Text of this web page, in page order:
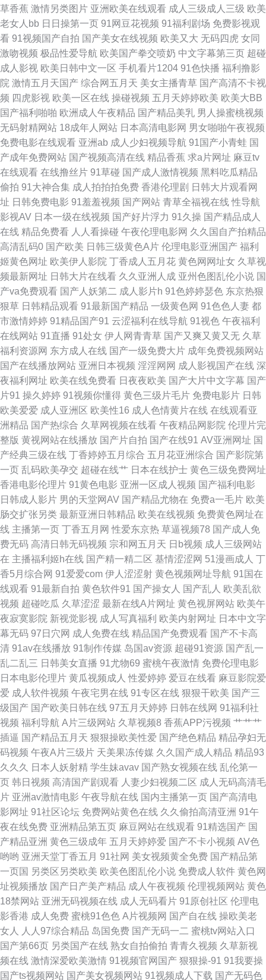
区日韩高清 日本黄页网站 国产乱伦视频中文字幕 好吊视频成人黄色精品视
频一区二区三区 国产伦精品免编号公布 bt首发电影下载 色综合香蕉81 黄网
址在线观看 秒拍视频福利永久国产 国产对白在线观看 亚洲精品在线免费 久
久瑟视频 91直接观看入口 亚洲精品成人 乱子伦一区二区三区 www91操 十
八完整版免费观看 国产熟女真实乱精品 原来神马电视剧在线观看视频 国产
白丝精品爽爽久久蜜臀 亚洲欧美美图精品在线 免费看a 91丝袜在线观看 老
司机福利社区 亚洲欧美日本另类 国产精品九九视频 午夜导航av 国产HD在线
日韩国产在线观看 阿v福利精品导航大全 欧美无毒在线 综合网永久入口 久久
无码AV亚洲精品色午夜 亚洲欧美在线看91精华 国产亚洲精品欧洲在线视频
亚州色欧美 国产精品人妻99一区二区 色裕天堂91影视 成年网站在线在线播
放 欧洲vs亚洲 91se在线 久久日日狠狠干 亚洲清纯唯美激情 国产农村乱子伦
精 深夜91 成人区人妻视频 日本韩国毛片 97最新网址 男人用嘴添女人私密视
A片 在线播放传媒视频 极品白丝在线观看 性姿势48式 国产精品亚洲二 婷婷
成人淫网 风间性色中 日韩成a人片 99视频在线观看免费 男人添女人下部 在
线日韩欧美一区二区三区 精品不卡在线观看 亚洲狼人 国产精在线 日韓精品
第一 bt迅雷下载电影 欧美精品v国产精品 在线视频费观看视频 极品性感91白
丝 亚洲国三视频 国产人成视频在线观看 無码一区中文字幕少妇熟女 国产亚
洲精品资源在 成全影院免费观看电视剧高清 白丝足交 悠悠色中文字幕 色哟
哟成 黄色链接直接入口 亚洲国产日本一 国产日本精品中文字幕 天天撸日日
操 国产mba 日韩欧美中 成人午夜福利av 日本97色色 99高清国产自产 欧美
日韩成 91丁香亚洲综合社区 男人插曲女人视频在线 在线视频中文字幕三 精
品免视看 亚洲欧美丝袜制 国产小视频网在线播放 51在线美女自拍视频 老妇
xxxxx性开放 亚洲伊人久 国产自输拍 亚洲成人小说网站 国产乱码卡一卡2卡
三卡四 天堂影院电影 国产51豆花视频 日韩三级av 操泥马无码加勒比资源免
费 喷水正在播放 日韩撸 成全影视大全在线观看第6季 任你躁国语自产一区
bt首发官网 人人摸人人草 99热大 欧美男人与 综合在线精品专区 久草资源网
站 亚洲一区二区中文字幕 黄色香蕉视屏 亚洲精品高清视频 国产日韩欧美午
夜福利 午夜成人亚洲理 国产大片一区 日韩无码四区 超碰爱福利 欧洲mv日韩
mv国产 91社区最新网址 免费人成视频影院看 最好看的 老色鬼永久精品网站
一本到无码免费 韩日欧亚a级 亚洲国产三 国产午夜伦午夜福利片 玩弄寡妇丰
满肉体 观看免费电影的网站 日韩欧美在线导航 成人A片网站 在线播放日韩
专区 婷婷亚洲久 免费又黄又爽a 国产黑丝嘿咻 啊v在线 91福利老司机 亚洲
丝袜另类校园 日韩岛国激情另类伪娘av 欧美久草网 红桃视频在线观看 国产
草香蕉 激情另类图片 亚洲欧美在线观看 成人三级成人三级 欧美
老女人bb 日日操第一页 91网豆花视频 91福利剧场 免费影视观
看 91视频国产自拍 国产美女在线视频 欧美又大 无码四虎 女同
激吻视频 极品性爱导航 欧美国产拳交喷奶 中文字幕第三页 超碰
成人影视 欧美日韩中文一区 手机看片1204 91色快播 福利撸影
院 激情五月天国产 综合网五月天 美女主播青草 国产高清不卡视
频 四虎影视 欧美一区在线 操碰视频 五月天婷婷欧美 欧美大BB
国产福利啪啪 欧洲成人午夜精品 国产精品美乳 男人操蜜桃视频
无码射精网站 18成年人网站 日本高清电影网 男女啪啪午夜视频
免费电影在线观看 亚洲ab 成人少妇视频导航 91国产小青蛙 国
产成年免费网站 国产视频高清在线 精品香蕉 求a片网址 麻豆tv
在线观看 在线撸丝片 91草碰 国产成人激情视频 黑料吃瓜精品
偷拍 91大神合集 成人拍拍拍免费 香港伦理剧 日韩大片观看网
址 日韩免费电影 91羞羞视频 国产网站 青草全福视在线 性导航
影视AV 日本一级在线视频 国产好片浮力 91久操 国产精品成人
在线 精品免费看 人人看操碰 午夜伦理电影网 久久国自产拍精品
高清乱码0 国产欧美 日韩三级黄色A片 伦理电影亚洲国产 福利
姬黄色网址 欧美伊人影院 丁香成人五月花 黄色网网址女 久草视
频最新网址 日韩大片在线看 久久亚洲人成 亚州色图乱伦小说 国
产va免费观看 国产人妖第二 成人影片h 91色婷婷瑟色 东京热狠
狠草 日韩精品观看 91最新国产精品 一级黄色网 91色色人妻 都
市激情婷婷 91精品国产91 云涩福利在线导航 91视色 午夜福利
在线网站 91直播 91处女 伊人网青青草 国产又爽又黄又无 久草
福利资源网 东方成人在线 国产一级免费大片 成年免费视频网站
国产在线播放网站 亚洲日本视频 淫淫网网 成人影视国产在线 深
夜福利网址 欧美在线免费看 日夜夜欧美 国产大片中文字幕 国产
片91 操久婷婷 91视频你懂得 黄色三级片毛片 免费电影片 日韩
欧美爱爱 成人亚洲区 欧美性16 成人色情黄片在线 在线观看亚
洲精品 国产热综合 久草网视频在线看 午夜精品网影院 伦理片完
整版 黄视网站在线播放 国产片自拍 国产在线91 AV亚洲网址 国
产经典三级在线 丁香婷婷五月综合 五月花亚洲综合 国产影院第
一页 乱码欧美孕交 超碰在线艹 日本在线护士 黄色三级免费网址
香港电影伦理片 91黄色电影 亚洲一区成人视频 国产福利电影
日韩成人影片 男的天堂网AV 国产精品尤物在 免费a一毛片 欧美
肠交扩张另类 最新亚洲日韩精品 欧美在线视频 免费黄色网址在
线 主播第一页 丁香五月网 性爱东京热 草逼视频78 国产成人免
费无码 高清日韩无码视频 宗和网五月天 日b视频 成人三级网站
在 主播福利姬h在线 国产精一精二区 基情涩涩网 51漫画成人 丁
香5月综合网 91爱爱com 伊人涩涩射 黄色视频网址导航 91国在
线观看 91最新自拍 黄色软件91 国产操女人 国产乱人 欧美乱欲
视频 超碰吃瓜 久草涩涩 最新在线A片网址 黄色视屏网站 欧美午
夜寂寞影院 新视觉影视 成人写真福利 欧美内射网址 日本中文字
幕无码 97日穴网 成人免费在线 精品国产免费观看 国产不卡高
清 91av在线播放 91制作传媒 岛国av资源 超碰91资源 国产乱一
乱二乱三 日韩美女直播 91尤物69 蜜桃午夜激情 免费伦理电影
日本电影伦理片 黄瓜视频成人 性爱婷婷 爱豆在线看 麻豆影院爱
爱 成人软件视频 午夜宅男在线 91专区在线 狠狠干欧美 国产三
级国产 国产欧美日韩在线 97五月天婷婷 日韩在线网 91福利社
视频 福利导航 A片三级网站 久草视频8 香蕉APP污视频 艹艹艹
插逼 国产精品五月天 狠狠操欧美性爱 国产绝色精品 精品孕妇无
码视频 午夜A片三级片 天美果冻传媒 久久国产成人精品 精品93
久久久
日本人妖射精 学生妹avav 国产熟女视频在线 乱伦第一
页 韩日视频 高清国产剧观看 人妻少妇视频二区 成人无码高清毛
片 亚洲av激情电影 午夜导航在线 国内主播第一页 国产高清电
影网址 91社区论坛 免费网站黄色在线 久久偷拍高清亚洲 91午
夜在线免费 亚洲精品第五页 麻豆网站在线观看 91精选国产 国
产精品亚洲 黄色三级成年 五月天婷婷爱 国产不卡小视频 AV色
哟哟 亚洲天堂丁香五月 91社网 美女视频黄全免费 国产精品第
一页国 另类区另类欧美 欧美色图乱伦小说 免费成人软件 黄色网
址视频播放 国产日产美产精品 成人午夜视频 伦理视频网站 黄色
18禁网站 亚洲无码视频在线 成人无码看片 91原创社区 伦理电
影香港 成人免费 蜜桃91色色 A片视频网 国产自在线 操欧美老
女人
人人97综合精品 岛国免费 国产无码一二 蜜桃tv网站入口
国产第66页 另类国产在线 熟女自拍偷拍 青青久视频 久草新视
频在线 激情深爱欧美激情 91视频官网国产 狠狠操-91 91我要操
国产ts视频网站 国产美女视频网站 91视频成人下载 国产无码色